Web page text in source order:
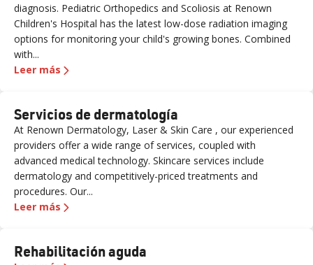
diagnosis. Pediatric Orthopedics and Scoliosis at Renown
Children's Hospital has the latest low-dose radiation imaging
options for monitoring your child's growing bones. Combined
with...
Leer más
Servicios de dermatología
At Renown Dermatology, Laser & Skin Care , our experienced
providers offer a wide range of services, coupled with
advanced medical technology. Skincare services include
dermatology and competitively-priced treatments and
procedures. Our...
Leer más
Rehabilitación aguda